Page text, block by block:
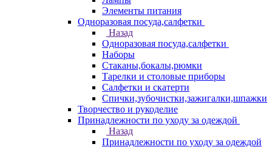
Элементы питания
Одноразовая посуда,салфетки
Назад
Одноразовая посуда,салфетки
Наборы
Стаканы,бокалы,рюмки
Тарелки и столовые приборы
Салфетки и скатерти
Спички,зубочистки,зажигалки,шпажки
Творчество и рукоделие
Принадлежности по уходу за одеждой
Назад
Принадлежности по уходу за одеждой